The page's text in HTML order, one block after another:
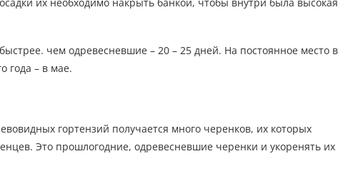
чем одревесневшие – 20 – 25 дней. На постоянное место в
года – в мае.
гортензий получается много черенков, их которых
Это прошлогодние, одревесневшие черенки и укоренять их